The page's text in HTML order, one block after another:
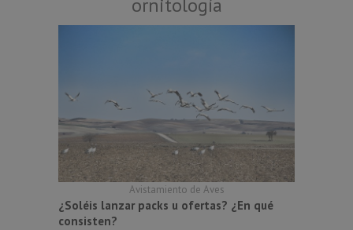
ornitología
Avistamiento de Aves
¿Soléis lanzar packs u ofertas? ¿En qué
consisten?